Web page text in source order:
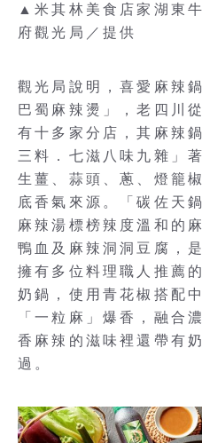
▲米其林美食店家湖東
府觀光局／提供
觀光局說明，喜愛麻辣
巴蜀麻辣燙」，老四川
有十多家分店，其麻辣
三料．七滋八味九雜」
生薑、蒜頭、蔥、燈籠
底香氣來源。「碳佐天
麻辣湯標榜辣度溫和的
鴨血及麻辣洞洞豆腐，
擁有多位料理職人推薦
奶鍋，使用青花椒搭配
「一粒麻」爆香，融合
香麻辣的滋味裡還帶有
過。